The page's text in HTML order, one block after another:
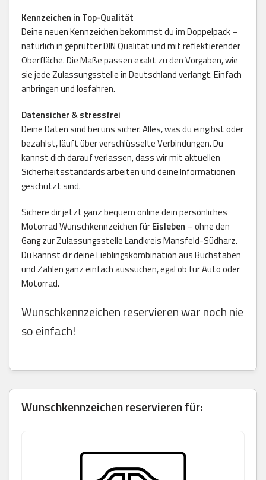
Kennzeichen in Top-Qualität
Deine neuen Kennzeichen bekommst du im Doppelpack –
natürlich in geprüfter DIN Qualität und mit reflektierender
Oberfläche. Die Maße passen exakt zu den Vorgaben, wie
sie jede Zulassungsstelle in Deutschland verlangt. Einfach
anbringen und losfahren.
Datensicher & stressfrei
Deine Daten sind bei uns sicher. Alles, was du eingibst oder
bezahlst, läuft über verschlüsselte Verbindungen. Du
kannst dich darauf verlassen, dass wir mit aktuellen
Sicherheitsstandards arbeiten und deine Informationen
geschützt sind.
Sichere dir jetzt ganz bequem online dein persönliches
Motorrad Wunschkennzeichen fürEisleben – ohne den
Gang zur Zulassungsstelle Landkreis Mansfeld-Südharz.
Du kannst dir deine Lieblingskombination aus Buchstaben
und Zahlen ganz einfach aussuchen, egal ob für Auto oder
Motorrad.
Wunschkennzeichen reservieren war noch nie
so einfach!
Wunschkennzeichen reservieren für: